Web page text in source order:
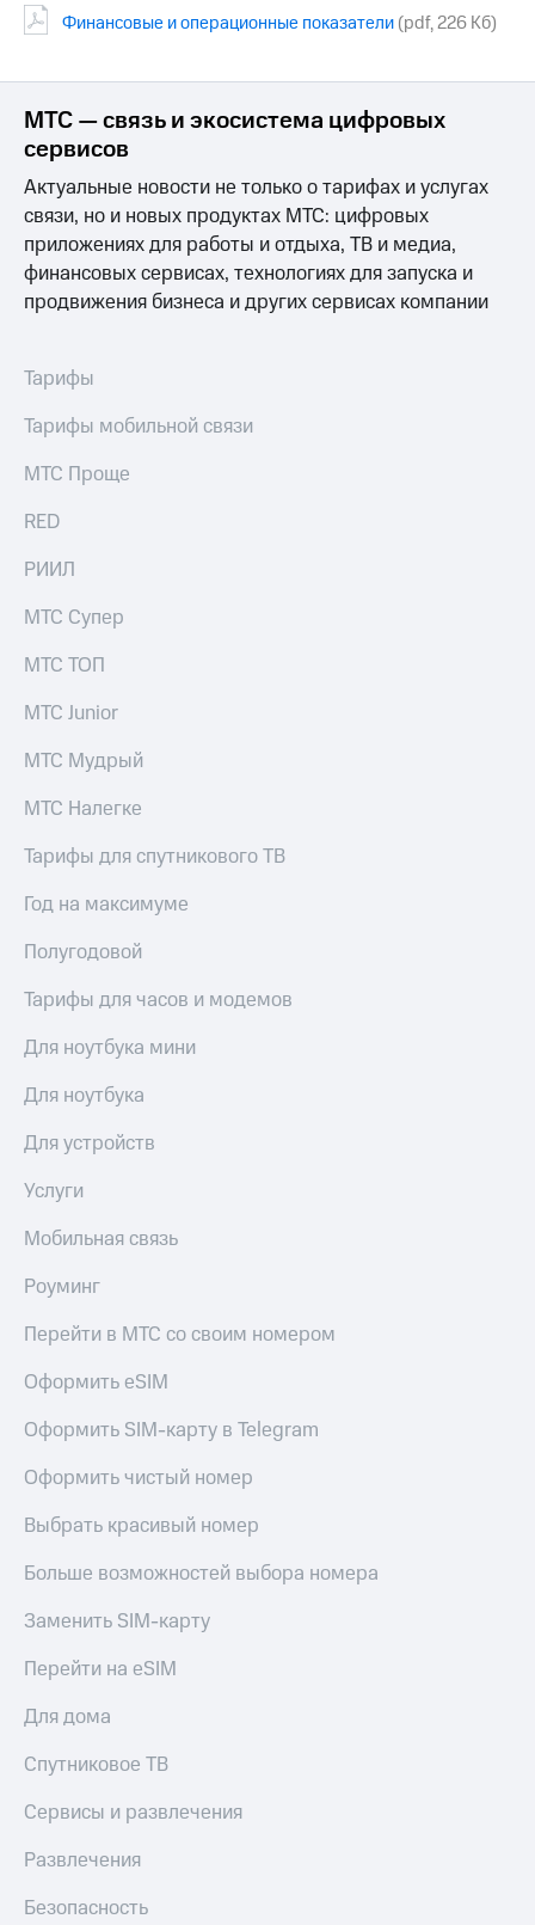
Интервью
Финансовая
отчетность
Контакты
Новости
Корпоративное
акционерам
Документы
ПАО
"МТС"
акционеров
кабинет
Акционерный
Контроль
аудит
акций
Описание
Программа
приобретения
Порядок
выкупа
акций
Дивиденды
Рынок
Еврооблигации-2023
именных
Другое
Регистратор
Реквизиты
Контакты
развитие
деловая этика
На главную
Финансовые и операционные показатели(pdf, 226 Кб)
МТС — связь и экосистема цифровых
сервисов
Актуальные новости не только о тарифах и услугах
связи, но и новых продуктах МТС: цифровых
приложениях для работы и отдыха, ТВ и медиа,
финансовых сервисах, технологиях для запуска и
продвижения бизнеса и других сервисах компании
Тарифы
Тарифы мобильной связи
МТС Проще
RED
РИИЛ
МТС Супер
МТС ТОП
МТС Junior
МТС Мудрый
МТС Налегке
Тарифы для спутникового ТВ
Год на максимуме
Полугодовой
Тарифы для часов и модемов
Для ноутбука мини
Для ноутбука
Для устройств
Услуги
Мобильная связь
Роуминг
Перейти в МТС со своим номером
Оформить eSIM
Оформить SIM-карту в Telegram
Оформить чистый номер
Выбрать красивый номер
Больше возможностей выбора номера
Заменить SIM-карту
Перейти на eSIM
Для дома
Спутниковое ТВ
Сервисы и развлечения
Развлечения
Безопасность